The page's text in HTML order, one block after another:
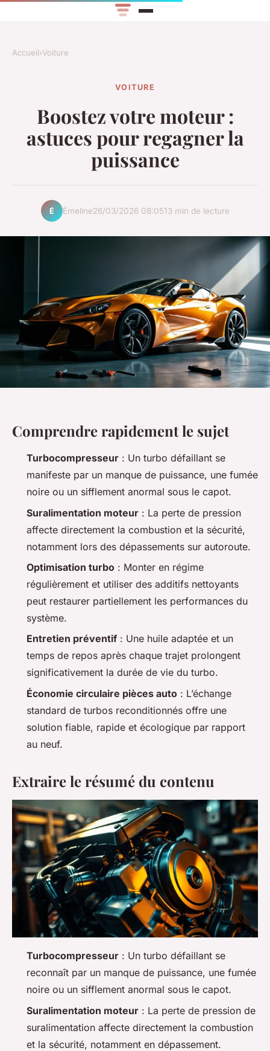
Accueil›Voiture
VOITURE
Boostez votre moteur :
astuces pour regagner la
puissance
É Émeline26/03/2026 08:0513 min de lecture
Comprendre rapidement le sujet
Turbocompresseur : Un turbo défaillant se
manifeste par un manque de puissance, une fumée
noire ou un sifflement anormal sous le capot.
Suralimentation moteur : La perte de pression
affecte directement la combustion et la sécurité,
notamment lors des dépassements sur autoroute.
Optimisation turbo : Monter en régime
régulièrement et utiliser des additifs nettoyants
peut restaurer partiellement les performances du
système.
Entretien préventif : Une huile adaptée et un
temps de repos après chaque trajet prolongent
significativement la durée de vie du turbo.
Économie circulaire pièces auto : L’échange
standard de turbos reconditionnés offre une
solution fiable, rapide et écologique par rapport
au neuf.
Extraire le résumé du contenu
Turbocompresseur : Un turbo défaillant se
reconnaît par un manque de puissance, une fumée
noire ou un sifflement anormal sous le capot.
Suralimentation moteur : La perte de pression de
suralimentation affecte directement la combustion
et la sécurité, notamment en dépassement.